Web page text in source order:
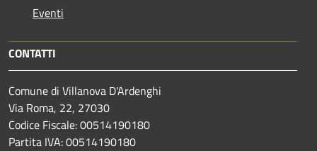
Eventi
CONTATTI
Comune di Villanova D'Ardenghi
Via Roma, 22, 27030
Codice Fiscale: 00514190180
Partita IVA: 00514190180